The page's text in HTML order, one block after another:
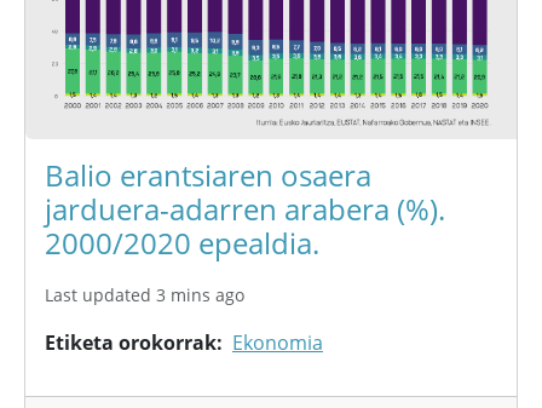
Balio erantsiaren osaera
jarduera-adarren arabera (%).
2000/2020 epealdia.
Last updated 3 mins ago
Etiketa orokorrak Ekonomia